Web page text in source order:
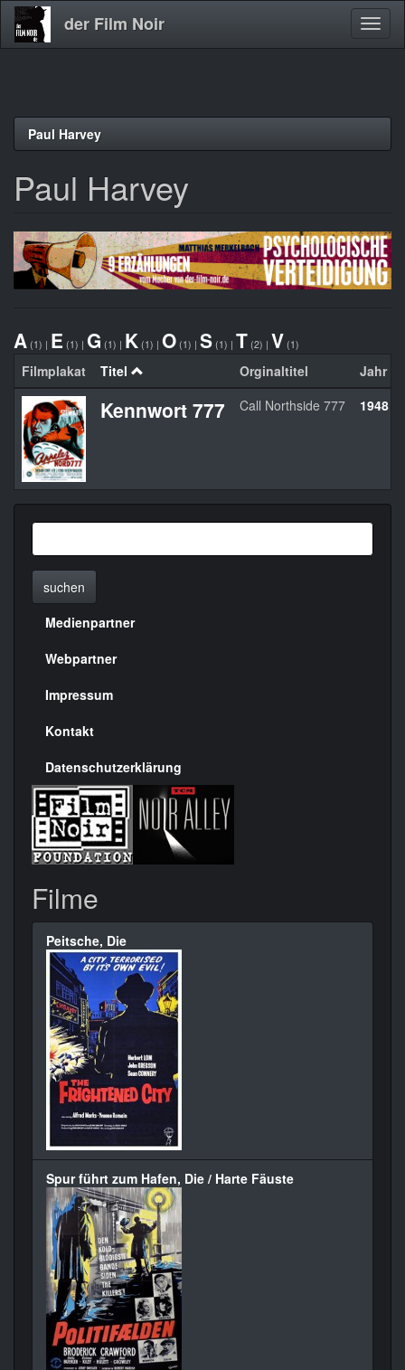
Direkt
der Film Noir
Paul Harvey
Paul Harvey
A (1) | E (1) | G (1) | K (1) | O (1) | S (1) | T (2) | V (1)
Filmplakat Titel Orginaltitel Jahr
Kennwort 777 Call Northside 777 1948
suchen
Menülinks
rechte
Seite
Medienpartner
Webpartner
Impressum
Kontakt
Datenschutzerklärung
Filme
Peitsche, Die
Spur führt zum Hafen, Die / Harte Fäuste